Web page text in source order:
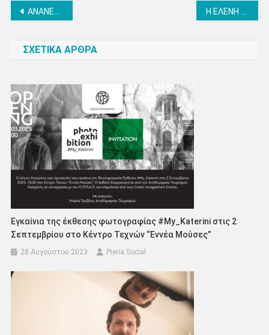
Πλοήγηση
ΑΝΑΝΕΩΣΗ ΤΩΡΑ – ΣΥΖΗΤΑΜΕ ΓΙΑ ΤΟΝ Δ. ΚΑΤΕΡΙΝΗΣ
ΣΧΕΤΙΚΑ ΑΡΘΡΑ
Εγκαίνια της έκθεσης φωτογραφίας #My_Katerini στις 2
Σεπτεμβρίου στο Κέντρο Τεχνών “Εννέα Μούσες”
28 Αυγούστου 2023 Pieria Social